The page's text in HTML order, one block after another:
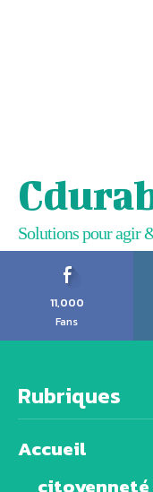
Solutions pour agir
11,000
Fans
Rubriques
Accueil